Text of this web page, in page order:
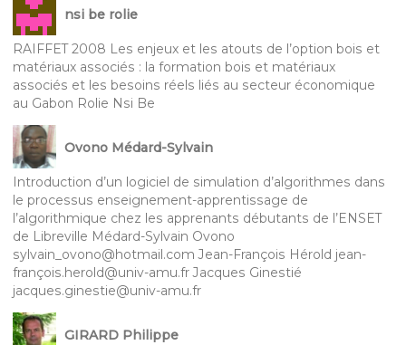
nsi be rolie
RAIFFET 2008 Les enjeux et les atouts de l’option bois et
matériaux associés : la formation bois et matériaux
associés et les besoins réels liés au secteur économique
au Gabon Rolie Nsi Be
Ovono Médard-Sylvain
Introduction d’un logiciel de simulation d’algorithmes dans
le processus enseignement-apprentissage de
l’algorithmique chez les apprenants débutants de l’ENSET
de Libreville Médard-Sylvain Ovono
sylvain_ovono@hotmail.com Jean-François Hérold jean-
françois.herold@univ-amu.fr Jacques Ginestié
jacques.ginestie@univ-amu.fr
GIRARD Philippe